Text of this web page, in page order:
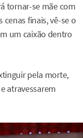
tornar-se mãe com
cenas finais, vê-se o
um caixão dentro
pela morte,
atravessarem